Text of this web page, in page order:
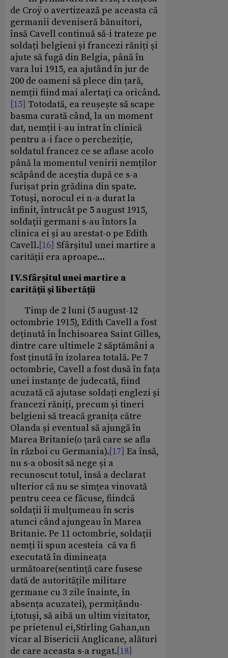
de Croÿ o avertizează pe aceasta că
germanii deveniseră bănuitori,
însă Cavell continuă să-i trateze pe
soldați belgieni și francezi răniți și
ajute să fugă din Belgia, până în
vara lui 1915, ea ajutând în jur de
200 de oameni să plece din țară,
nemții fiind mai alertați ca oricând.
[15] Totodată, ea reușește să scape
basma curată când, la un moment
dat, nemții i-au intrat în clinică
pentru a-i face o percheziție,
soldatul francez ce se aflase acolo
până la momentul venirii nemților
scăpând de aceștia după ce s-a
furișat prin grădina din spate.
Totuși, norocul ei n-a durat la
infinit, întrucât pe 5 august 1915,
soldații germani s-au întors la
clinica ei și au arestat-o pe Edith
Cavell.[16] Sfârșitul unei martire a
carității era aproape...
IV.Sfârșitul unei martire a
carității și libertății
Timp de 2 luni (5 august-12
octombrie 1915), Edith Cavell a fost
deținută în Închisoarea Saint Gilles,
dintre care ultimele 2 săptămâni a
fost ținută în izolarea totală. Pe 7
octombrie, Cavell a fost dusă în fața
unei instanțe de judecată, fiind
acuzată că ajutase soldați englezi și
francezi răniți, precum și tineri
belgieni să treacă granița către
Olanda și eventual să ajungă în
Marea Britanie(o țară care se afla
în război cu Germania).[17] Ea însă,
nu s-a obosit să nege și a
recunoscut totul, însă a declarat
ulterior că nu se simțea vinovată
pentru ceea ce făcuse, fiindcă
soldații îi mulțumeau în scris
atunci când ajungeau în Marea
Britanie. Pe 11 octombrie, soldații
nemți îi spun acesteia că va fi
executată în dimineața
următoare(sentință care fusese
dată de autoritățile militare
germane cu 3 zile înainte, în
absența acuzatei), permițându-
i,totuși, să aibă un ultim vizitator,
pe prietenul ei,Stirling Gahan,un
vicar al Bisericii Anglicane, alături
de care aceasta s-a rugat.[18]